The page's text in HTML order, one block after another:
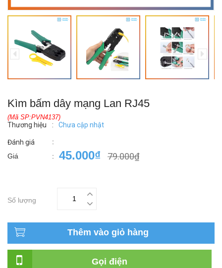
Kìm bấm dây mạng Lan RJ45
(Mã SP:PVN4137)
Thương hiệu : Chưa cập nhật
Đánh giá
:
Giá
: 45.000₫ 79.000₫
Số lượng
Thêm vào giỏ hàng
Gọi điện